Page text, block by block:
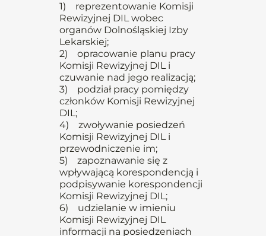
1) reprezentowanie Komisji
Rewizyjnej DIL wobec
organów Dolnośląskiej Izby
Lekarskiej;
2) opracowanie planu pracy
Komisji Rewizyjnej DIL i
czuwanie nad jego realizacją;
3) podział pracy pomiędzy
członków Komisji Rewizyjnej
DIL;
4) zwoływanie posiedzeń
Komisji Rewizyjnej DIL i
przewodniczenie im;
5) zapoznawanie się z
wpływającą korespondencją i
podpisywanie korespondencji
Komisji Rewizyjnej DIL;
6) udzielanie w imieniu
Komisji Rewizyjnej DIL
informacji na posiedzeniach